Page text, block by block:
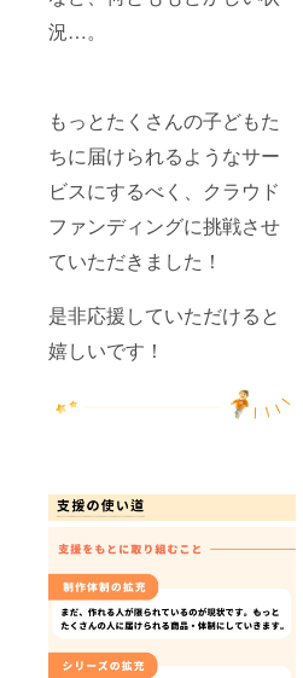
況…。
もっとたくさんの子どもた
ちに届けられるようなサー
ビスにするべく、クラウド
ファンディングに挑戦させ
ていただきました！
是非応援していただけると
嬉しいです！